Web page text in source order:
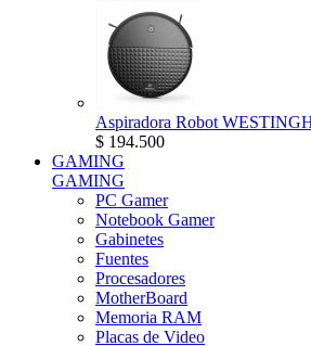
Aspiradora Robot
$ 194.500
GAMING
GAMING
PC Gamer
Notebook Gamer
Gabinetes
Fuentes
Procesadores
MotherBoard
Memoria RAM
Placas de Video